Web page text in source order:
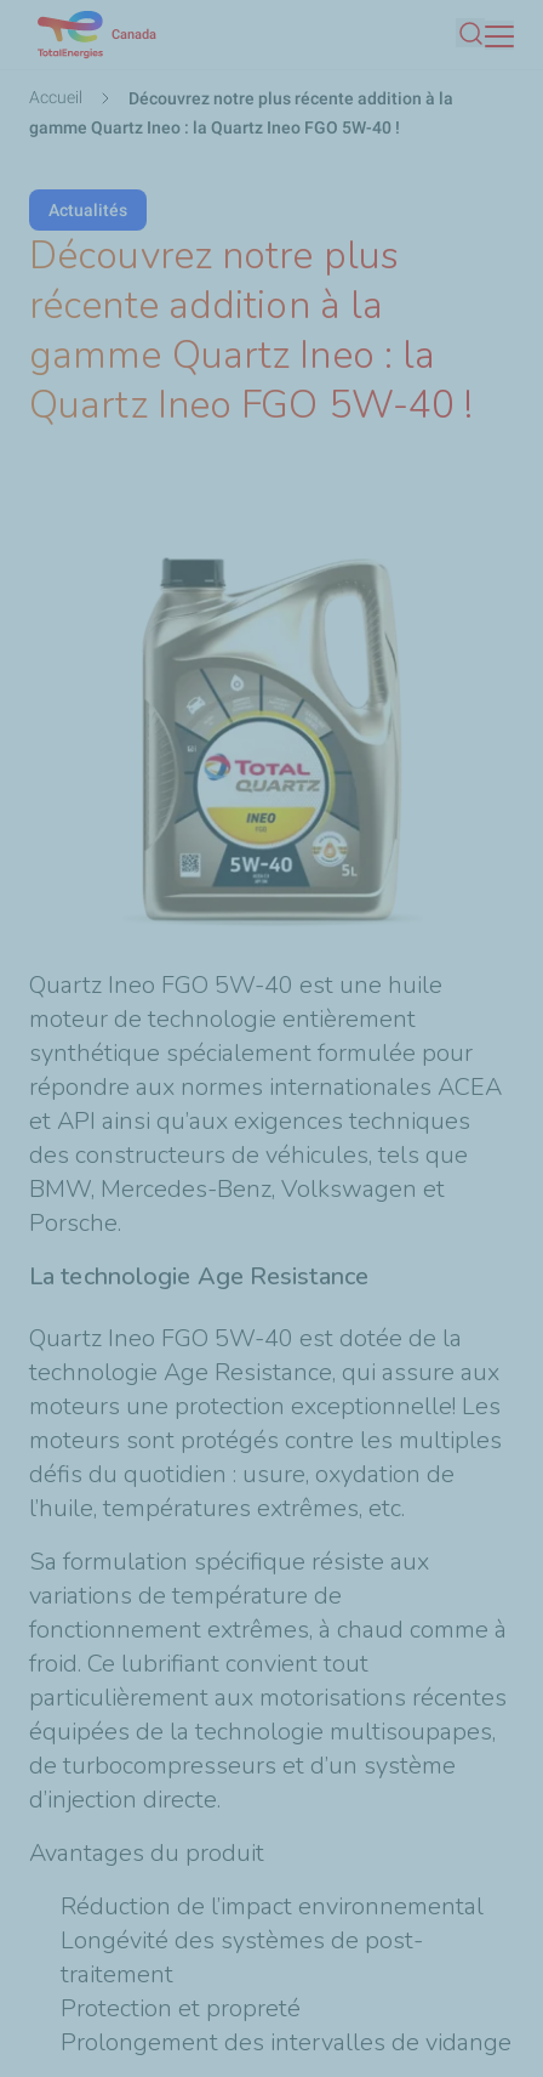
contenu
principal
Canada
Fil
d'Ariane
Accueil
Découvrez notre plus récente addition à la
gamme Quartz Ineo : la Quartz Ineo FGO 5W-40 !
Actualités
Découvrez notre plus
récente addition à la
gamme Quartz Ineo : la
Quartz Ineo FGO 5W-40 !
Quartz Ineo FGO 5W-40 est une huile
moteur de technologie entièrement
synthétique spécialement formulée pour
répondre aux normes internationales ACEA
et API ainsi qu’aux exigences techniques
des constructeurs de véhicules, tels que
BMW, Mercedes-Benz, Volkswagen et
Porsche.
La technologie Age Resistance
Quartz Ineo FGO 5W-40 est dotée de la
technologie Age Resistance, qui assure aux
moteurs une protection exceptionnelle! Les
moteurs sont protégés contre les multiples
défis du quotidien : usure, oxydation de
l’huile, températures extrêmes, etc.
Sa formulation spécifique résiste aux
variations de température de
fonctionnement extrêmes, à chaud comme à
froid. Ce lubrifiant convient tout
particulièrement aux motorisations récentes
équipées de la technologie multisoupapes,
de turbocompresseurs et d’un système
d’injection directe.
Avantages du produit
Réduction de l’impact environnemental
Longévité des systèmes de post-
traitement
Protection et propreté
Prolongement des intervalles de vidange